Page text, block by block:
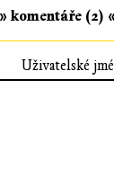
» komentáře (2) «
Uživatelské